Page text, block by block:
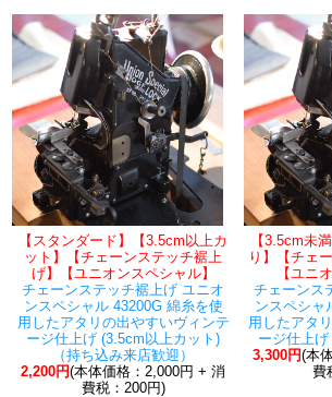
【スタンダード】【3.5cm以上カ
ット】【チェーンステッチ裾上
げ】【ユニオンスペシャル】
チェーンステッチ裾上げ ユニオ
ンスペシャル 43200G 綿糸を使
用したアタリの出やすいヴィンテ
ージ仕上げ (3.5cm以上カット)
（持ち込み来店歓迎）
2,200円(本体価格：2,000円 + 消
費税：200円)
【3.5cm未
り】【チェ
【ユニ
チェーンス
ンスペシャ
用したアタ
ージ仕上
3,300円(本
費